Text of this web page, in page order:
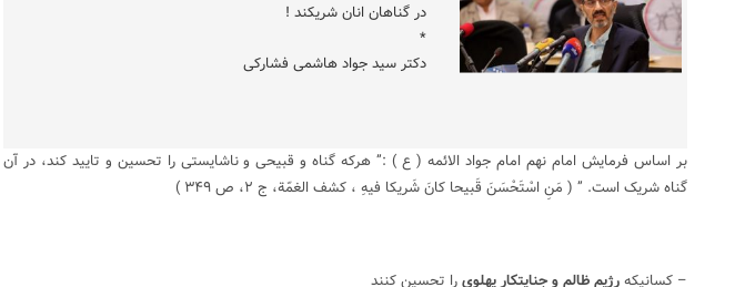
در گناهان انان شریکند !
*
دکتر سید جواد هاشمی فشارکی
بر اساس فرمایش امام نهم امام جواد الائمه ( ع ) :” هرکه گناه و قبیحی و ناشایستی را تحسین و تایید کند، در آن
گناه شریک است. ” ( مَنِ اسْتَحْسَنَ قَبیحا کانَ شَریکا فیهِ ، کشف الغمّة، ج ۲، ص ۳۴۹ )
– کسانیکهرژیم ظالم و جنایتکار پهلویرا تحسین کنند